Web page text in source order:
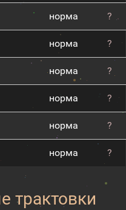
норма ?
норма ?
норма ?
норма ?
норма ?
норма ?
трактовки